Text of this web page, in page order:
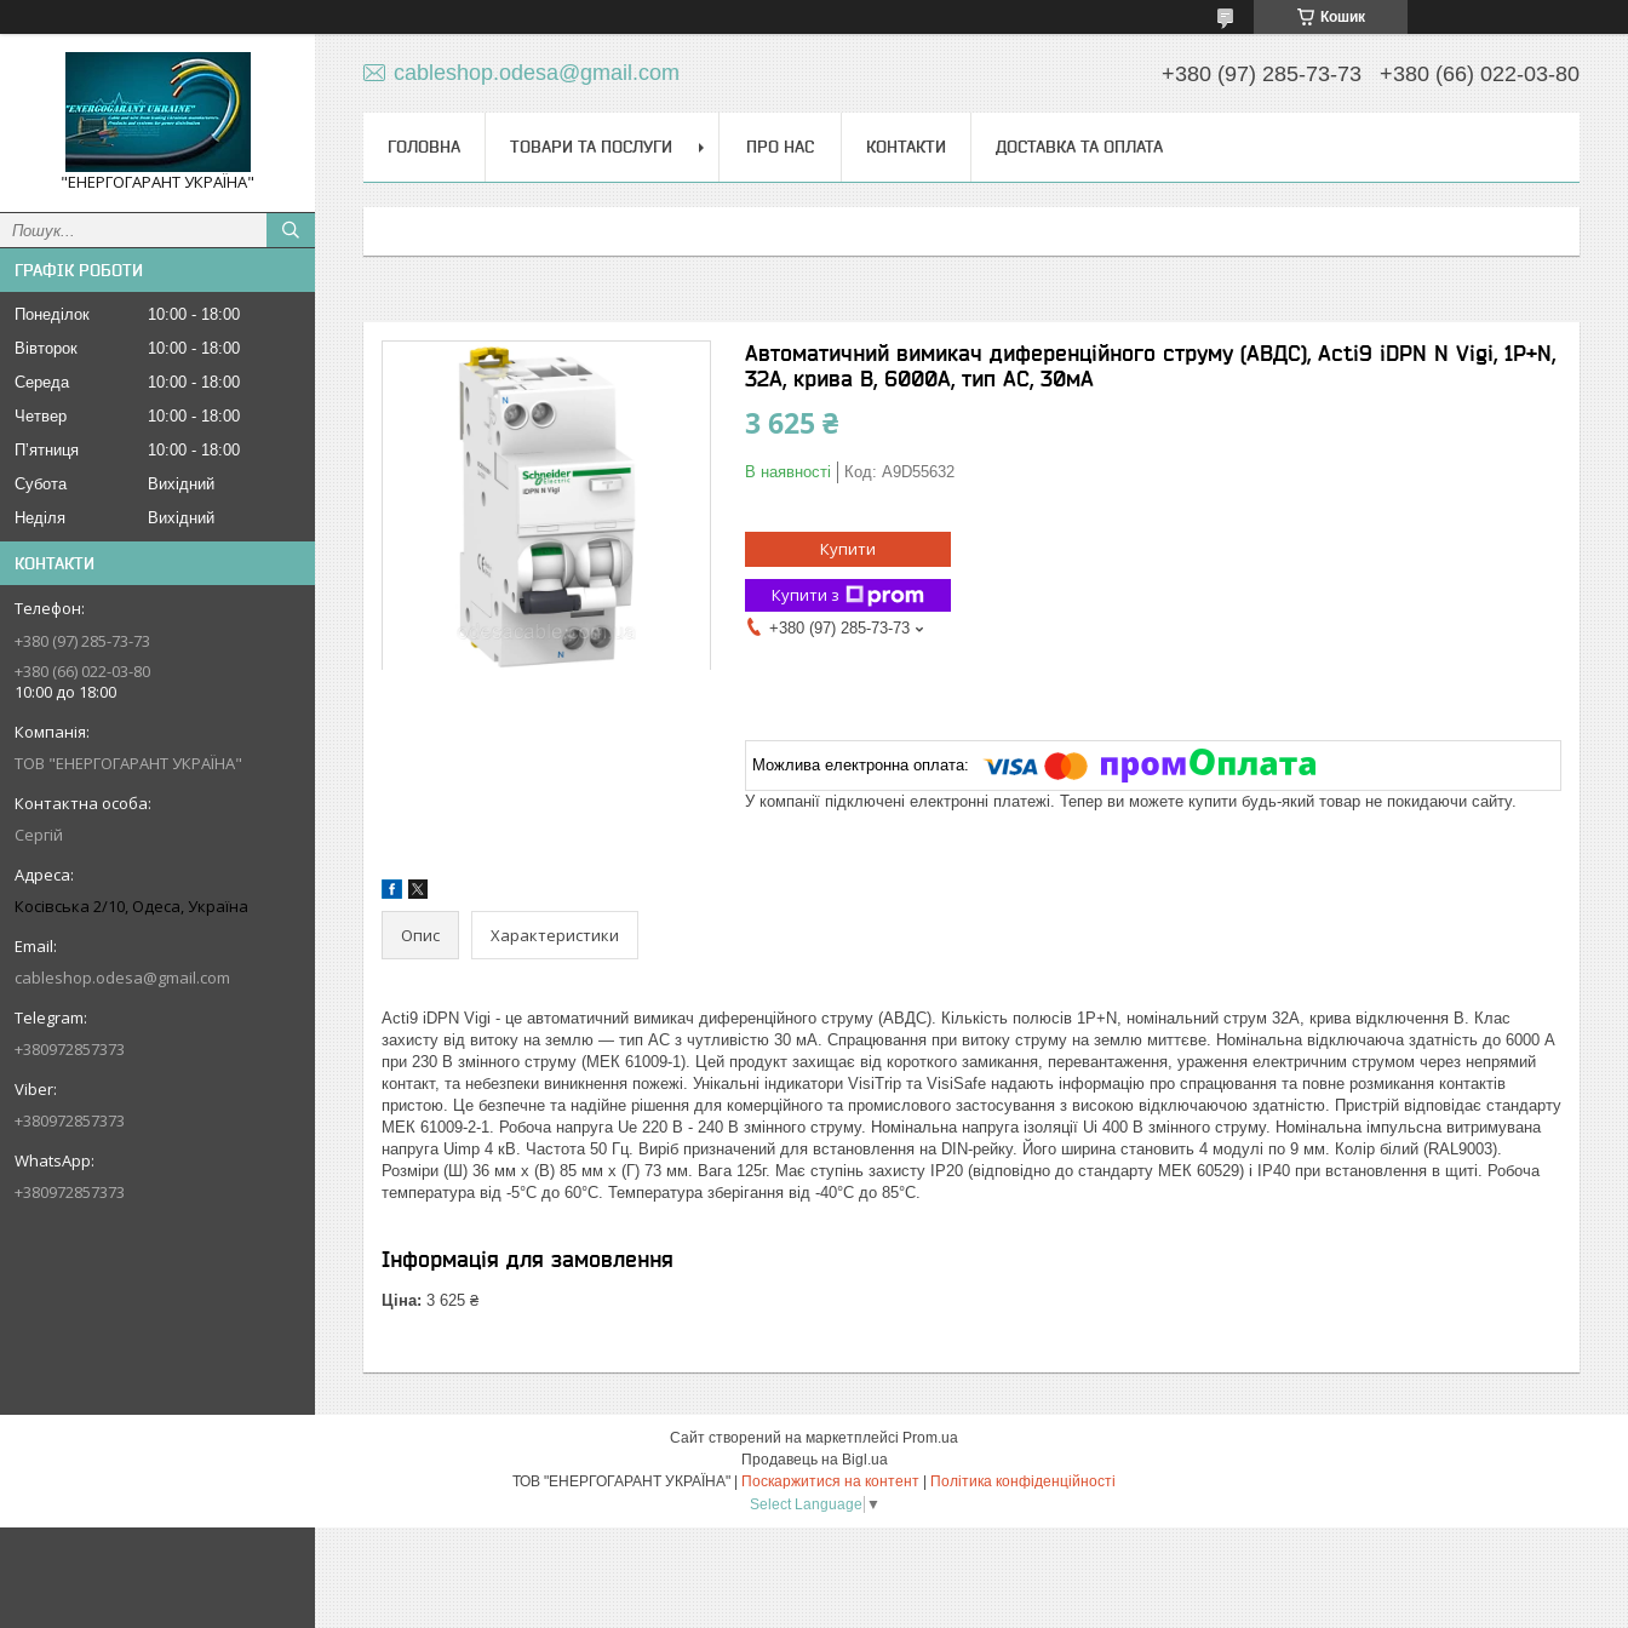
Кошик
"ЕНЕРГОГАРАНТ УКРАЇНА"
ГРАФІК РОБОТИ
Понеділок 10:00
18:00
Вівторок
10:00
18:00
Середа
10:00
18:00
Четвер
10:00
18:00
Пʼятниця
10:00
18:00
Субота
Вихідний
Неділя
Вихідний
КОНТАКТИ
+380 (97) 285-73-73
+380 (66) 022-03-80
10:00 до 18:00
ТОВ "ЕНЕРГОГАРАНТ УКРАЇНА"
Сергій
Косівська 2/10, Одеса, Україна
cableshop.odesa@gmail.com
+380972857373
+380972857373
+380972857373
cableshop.odesa@gmail.com +380 (97) 285-73-73 +380 (66) 022-03-80
ГОЛОВНА ТОВАРИ ТА ПОСЛУГИ ПРО НАС КОНТАКТИ ДОСТАВКА ТА ОПЛАТА
Автоматичний вимикач диференційного струму (АВДС), Acti9 iDPN N Vigi, 1P+N,
32A, крива B, 6000A, тип AC, 30мА
3 625 ₴
В наявності Код: A9D55632
Купити
Купити з
+380 (97) 285-73-73
У компанії підключені електронні платежі. Тепер ви можете купити будь-який товар не покидаючи сайту.
Опис Характеристики
Acti9 iDPN Vigi - це автоматичний вимикач диференційного струму (АВДС). Кількість полюсів 1P+N, номінальний струм 32A, крива відключення B. Клас
захисту від витоку на землю — тип АC з чутливістю 30 мА. Спрацювання при витоку струму на землю миттєве. Номінальна відключаюча здатність до 6000 А
при 230 В змінного струму (МЕК 61009-1). Цей продукт захищає від короткого замикання, перевантаження, ураження електричним струмом через непрямий
контакт, та небезпеки виникнення пожежі. Унікальні індикатори VisiTrip та VisiSafe надають інформацію про спрацювання та повне розмикання контактів
пристою. Це безпечне та надійне рішення для комерційного та промислового застосування з високою відключаючою здатністю. Пристрій відповідає стандарту
МЕК 61009-2-1. Робоча напруга Ue 220 В - 240 В змінного струму. Номінальна напруга ізоляції Ui 400 В змінного струму. Номінальна імпульсна витримувана
напруга Uimp 4 кВ. Частота 50 Гц. Виріб призначений для встановлення на DIN-рейку. Його ширина становить 4 модулі по 9 мм. Колір білий (RAL9003).
Розміри (Ш) 36 мм x (В) 85 мм x (Г) 73 мм. Вага 125г. Має ступінь захисту IP20 (відповідно до стандарту МЕК 60529) і IP40 при встановлення в щиті. Робоча
температура від -5°C до 60°C. Температура зберігання від -40°С до 85°С.
Інформація для замовлення
Ціна: 3 625 ₴
Сайт створений на маркетплейсі Prom.ua
Продавець на Bigl.ua
Поскаржитися на контент
Політика конфіденційності
Select Language ▼